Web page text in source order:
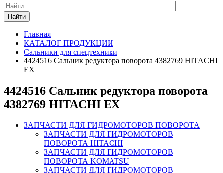
Найти
Главная
КАТАЛОГ ПРОДУКЦИИ
Сальники для спецтехники
4424516 Сальник редуктора поворота 4382769 HITACHI
EX
4424516 Сальник редуктора поворота
4382769 HITACHI EX
ЗАПЧАСТИ ДЛЯ ГИДРОМОТОРОВ ПОВОРОТА
ЗАПЧАСТИ ДЛЯ ГИДРОМОТОРОВ
ПОВОРОТА HITACHI
ЗАПЧАСТИ ДЛЯ ГИДРОМОТОРОВ
ПОВОРОТА KOMATSU
ЗАПЧАСТИ ДЛЯ ГИДРОМОТОРОВ